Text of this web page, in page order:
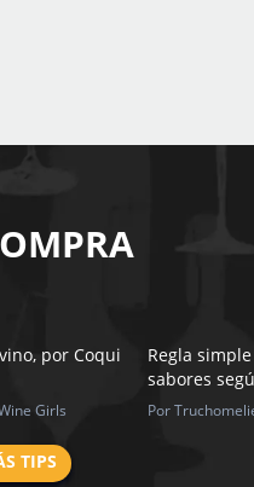
por Coqui
Girls
Regla
sabores
Por
TIPS